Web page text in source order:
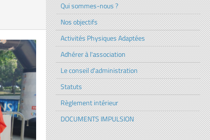
Qui sommes-nous ?
Nos objectifs
Activités Physiques Adaptées
Adhérer à l'association
Le conseil d'administration
Statuts
Règlement intérieur
DOCUMENTS IMPULSION